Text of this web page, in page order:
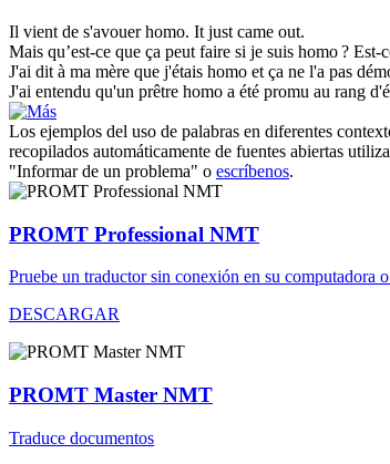
Il vient de s'avouerhomo. It just came out.
Mais qu’est-ce que ça peut faire si je suis homo? Est-
J'ai dit à ma mère que j'étais homo et ça ne l'a pas
J'ai entendu qu'un prêtre homo a été promu au rang
Los ejemplos del uso de palabras en diferentes
recopilados automáticamente de fuentes abiertas
"Informar de un problema" o escríbenos.
PROMT Professional NMT
Pruebe un traductor sin conexión en su computadora
DESCARGAR
PROMT Master NMT
Traduce documentos